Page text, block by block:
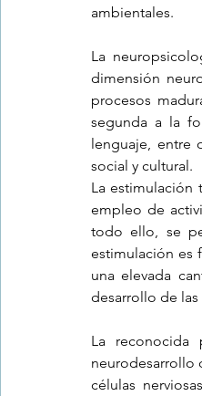
ambientales.
La
dimensión
procesos
segunda a la
lenguaje, entre
social y cultural.
La estimulación
empleo de
todo ello, se
estimulación es
una elevada
desarrollo de
La reconocida
neurodesarrollo
células